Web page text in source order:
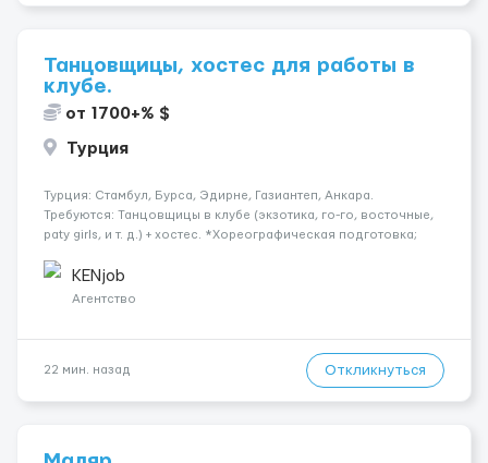
Танцовщицы, хостес для работы в
клубе.
от 1700+% $
Турция
Турция: Стамбул, Бурса, Эдирне, Газиантеп, Анкара.
Требуются: Танцовщицы в клубе (экзотика, го-го, восточные,
paty girls, и т. д.) + хостес. *Хореографическая подготовка;
загранпаспорта; Рабочая виза. Контракт от четырех месяцев
до год...
KENjob
Агентство
22 мин. назад Откликнуться